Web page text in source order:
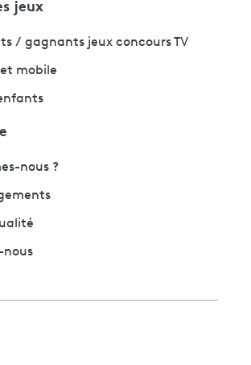
jeux
/ gagnants jeux concours TV
mobile
nous ?
nous